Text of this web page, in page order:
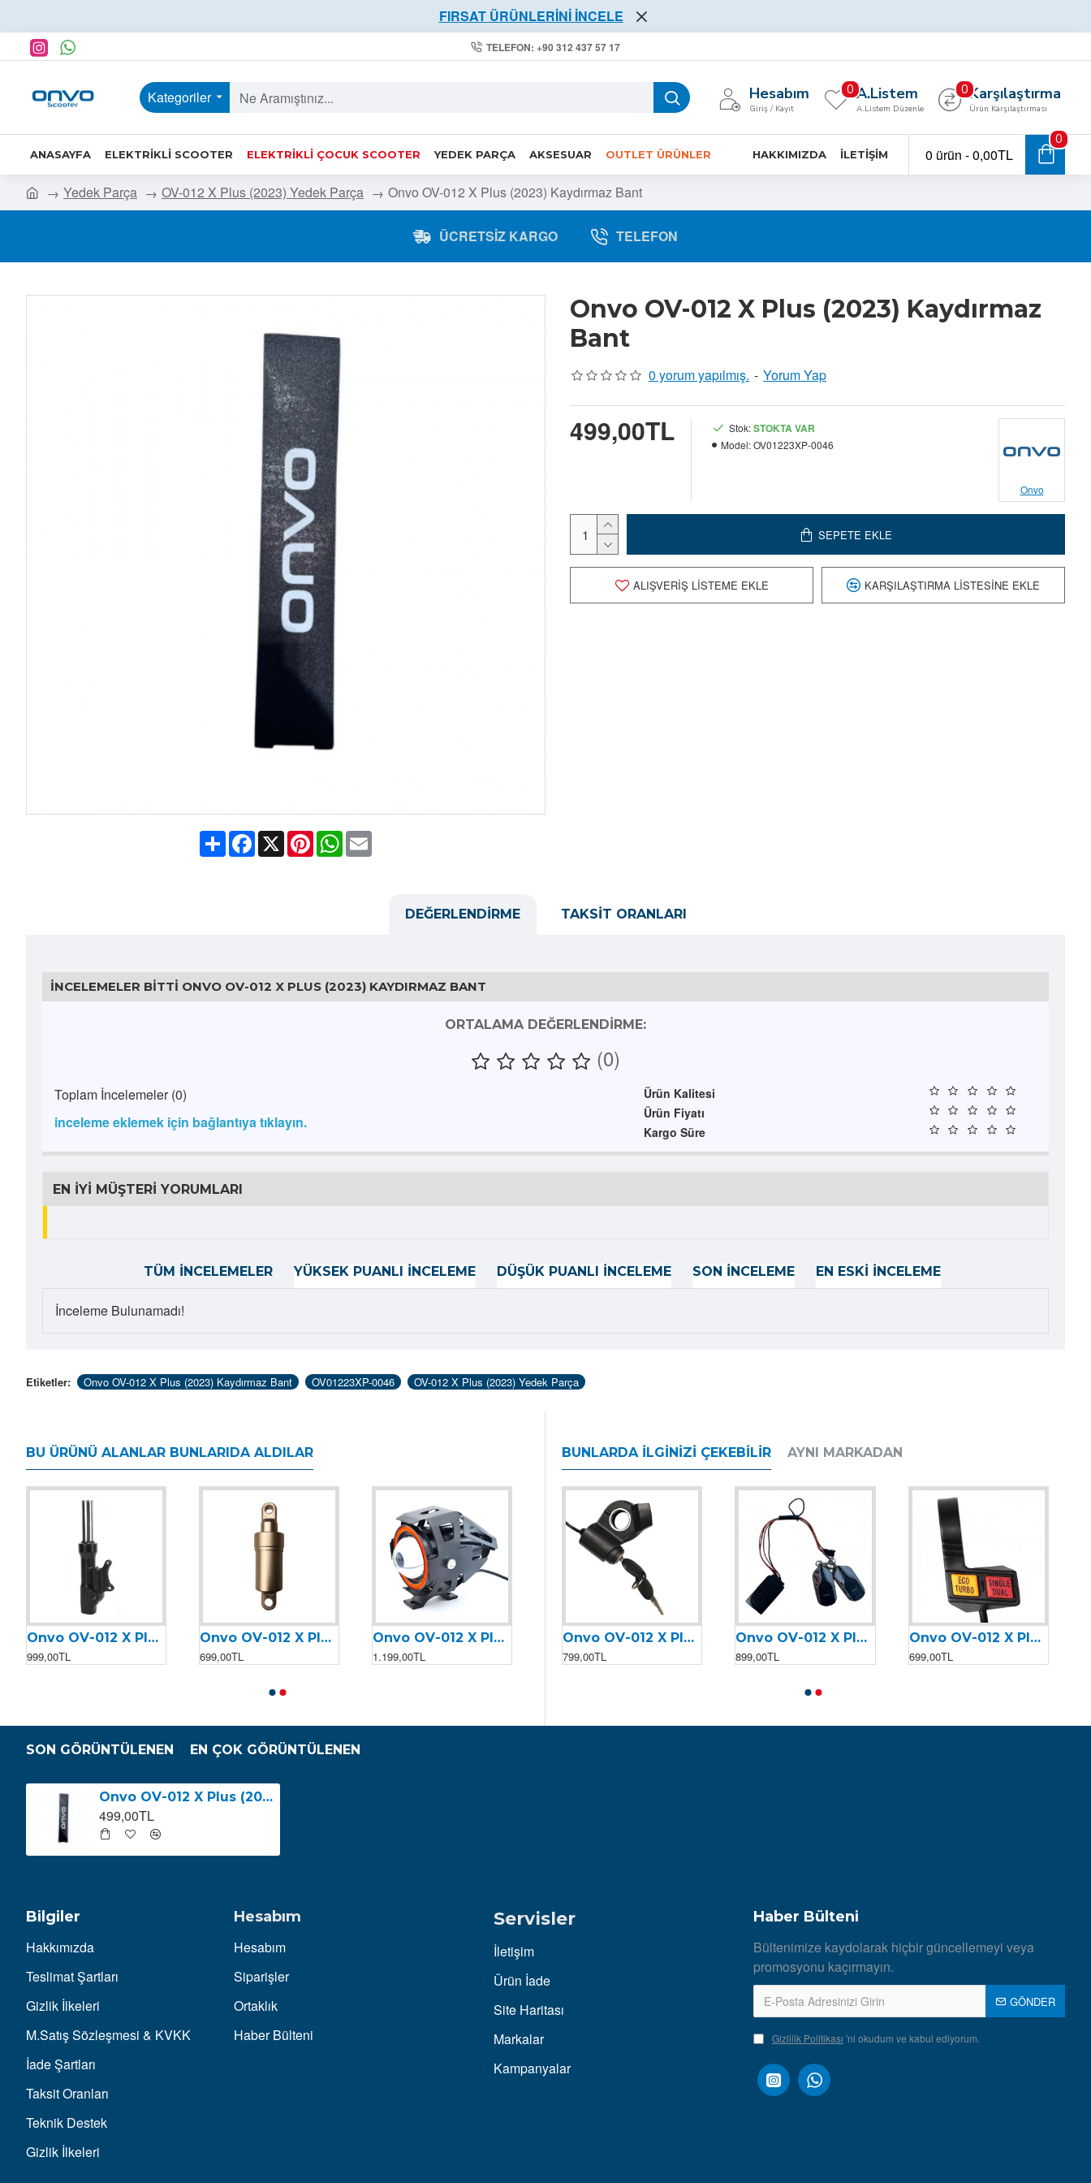
FIRSAT ÜRÜNLERİNİ İNCELE
TELEFON: +90 312 437 57 17
Kategoriler Hesabım
Giriş / Kayıt
A.Listem
A.Listem Düzenle
0 Karşılaştırma
Ürün Karşılaştırması
0
ANASAYFA ELEKTRIKLI SCOOTER ELEKTRIKLI ÇOCUK SCOOTER YEDEK PARÇA AKSESUAR OUTLET ÜRÜNLER HAKKIMIZDA İLETIŞIM 0 ürün - 0,00TL
0
Yedek Parça OV-012 X Plus (2023) Yedek Parça Onvo OV-012 X Plus (2023) Kaydırmaz Bant
ÜCRETSIZ KARGO TELEFON
ShareFacebook
X PinterestWhatsApp
Email
Onvo OV-012 X Plus (2023) Kaydırmaz
Bant
0 yorum yapılmış. - Yorum Yap
499,00TL Stok:STOKTA VAR
Model:OV01223XP-0046
Onvo
SEPETE EKLE
ALIŞVERIŞ LISTEME EKLE KARŞILAŞTIRMA LISTESINE EKLE
DEĞERLENDIRME TAKSIT ORANLARI
İNCELEMELER BITTI ONVO OV-012 X PLUS (2023) KAYDIRMAZ BANT
ORTALAMA DEĞERLENDIRME:
(0)
Toplam İncelemeler (0)
inceleme eklemek için bağlantıya tıklayın.
Ürün Kalitesi
Ürün Fiyatı
Kargo Süre
EN İYI MÜŞTERI YORUMLARI
TÜM İNCELEMELER YÜKSEK PUANLI İNCELEME DÜŞÜK PUANLI İNCELEME SON İNCELEME EN ESKI İNCELEME
İnceleme Bulunamadı!
Etiketler: Onvo OV-012 X Plus (2023) Kaydırmaz Bant OV01223XP-0046 OV-012 X Plus (2023) Yedek Parça
BU ÜRÜNÜ ALANLAR BUNLARIDA ALDILAR
Onvo OV-012 X Plus (2023) Sağ Ön Süspansiyon
999,00TL
Onvo OV-012 X Plus (2023) Arka Süspansiyon (Tek) - Gri
699,00TL
Onvo OV-012 X Plus (2023) Ön Far
1.199,00TL
BUNLARDA İLGINIZI ÇEKEBILIR AYNI MARKADAN
3.199,00TL
3.199,00TL
2.099,00TL
Onvo OV-012 X Plus (2023) Kontak & Anahtar
799,00TL
Onvo OV-012 X Plus (2023) Alarm Kiti
899,00TL
Onvo OV-012 X Plus (2023) Eco Turbo & Single Dual Paneli
699,00TL
SON GÖRÜNTÜLENEN EN ÇOK GÖRÜNTÜLENEN
Onvo OV-012 X Plus (2023) Kaydırmaz Bant
499,00TL
Bilgiler
Hakkımızda
Teslimat Şartları
Gizlik İlkeleri
M.Satış Sözleşmesi & KVKK
İade Şartları
Taksit Oranları
Teknik Destek
Gizlik İlkeleri
Hesabım
Hesabım
Siparişler
Ortaklık
Haber Bülteni
Servisler
İletişim
Ürün İade
Site Haritası
Markalar
Kampanyalar
Haber Bülteni
Bültenimize kaydolarak hiçbir güncellemeyi veya
promosyonu kaçırmayın.
GÖNDER
Gizlilik Politikası 'ni okudum ve kabul ediyorum.